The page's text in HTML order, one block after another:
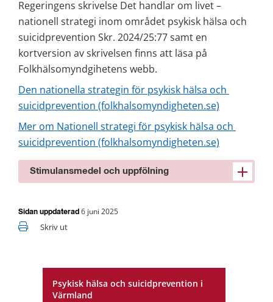
Psykisk hälsa och suicidprevention i
Värmland
Regeringens skrivelse Det handlar om livet –
nationell strategi inom området psykisk hälsa och
suicidprevention Skr. 2024/25:77 samt en
kortversion av skrivelsen finns att läsa på
Folkhälsomyndgihetens webb.
Den nationella strategin för psykisk hälsa och
suicidprevention (folkhalsomyndigheten.se)
Mer om Nationell strategi för psykisk hälsa och
suicidprevention (folkhalsomyndigheten.se)
Stimulansmedel och uppfölning
Sidan uppdaterad 6 juni 2025
Skriv ut